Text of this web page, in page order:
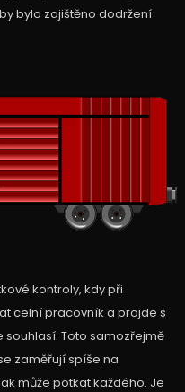
bylo zajištěno dodržení
kontroly, kdy při
celní pracovník a projde s
souhlasí. Toto samozřejmě
zaměřují spíše na
může potkat každého. Je